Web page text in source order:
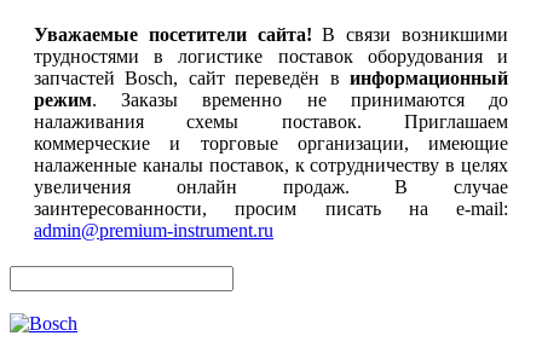
Уважаемые посетители сайта! В связи возникшими
трудностями в логистике поставок оборудования и
запчастей Bosch, сайт переведён в информационный
режим. Заказы временно не принимаются до
налаживания схемы поставок. Приглашаем
коммерческие и торговые организации, имеющие
налаженные каналы поставок, к сотрудничеству в целях
увеличения онлайн продаж. В случае
заинтересованности, просим писать на e-mail:
admin@premium-instrument.ru